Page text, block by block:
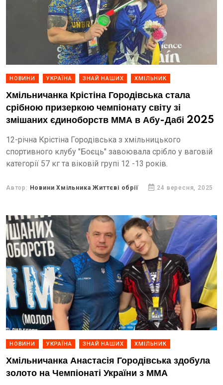
НОВИНИ УКРАЇНА ЗНАЙ НАШИХ ХМІЛЬНИК
Хмільничанка Крістіна Городівська стала
срібною призеркою чемпіонату світу зі
змішаних єдиноборств ММА в Абу-Дабі 2025
12-річна Крістіна Городівська з хмільницького
спортивного клубу "Боєць" завоювала срібло у ваговій
категорії 57 кг та віковій групі 12 -13 років.
Автор: Новини Хмільника Життєві обрії 24 вересня, 2025
НОВИНИ УКРАЇНА ЗНАЙ НАШИХ ХМІЛЬНИК
Хмільничанка Анастасія Городівська здобула
золото на Чемпіонаті України з ММА